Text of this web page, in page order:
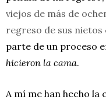
viejos de más de
regreso de sus
parte de un proceso
hicieron la cama.
A mí me han hecho la